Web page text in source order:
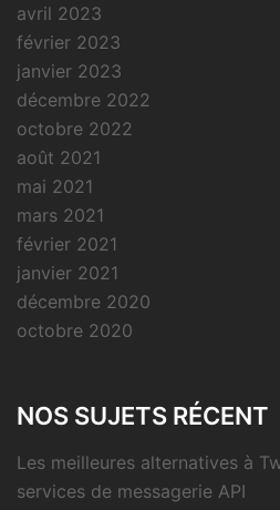
avril 2023
février 2023
janvier 2023
décembre 2022
octobre 2022
août 2021
mai 2021
mars 2021
février 2021
janvier 2021
décembre 2020
octobre 2020
NOS SUJETS RÉCENT
Les meilleures alternatives à
services de messagerie API